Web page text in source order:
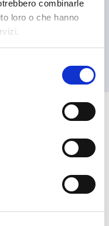
combinarle
loro o che hanno